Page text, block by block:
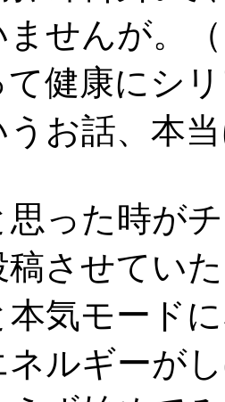
せんが。
て健康にシ
うお話、本
った時が
稿させてい
気モード
ネルギーが